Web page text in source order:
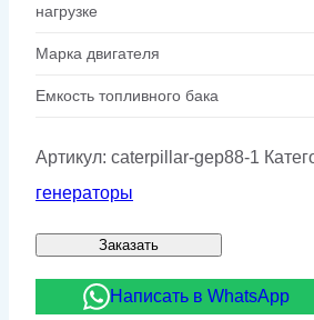
нагрузке
Марка двигателя
Емкость топливного бака
Артикул: caterpillar-gep88-1
генераторы
Заказать
Написать в WhatsApp